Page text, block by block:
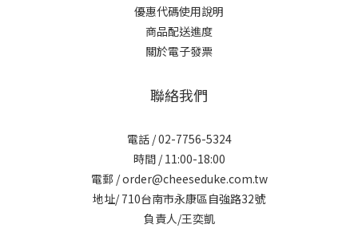
優惠代碼使用說明
商品配送進度
關於電子發票
聯絡我們
電話 / 02-7756-5324
時間 / 11:00-18:00
電郵 / order@cheeseduke.com.tw
地址/ 710台南市永康區自強路32號
負責人/王奕凱